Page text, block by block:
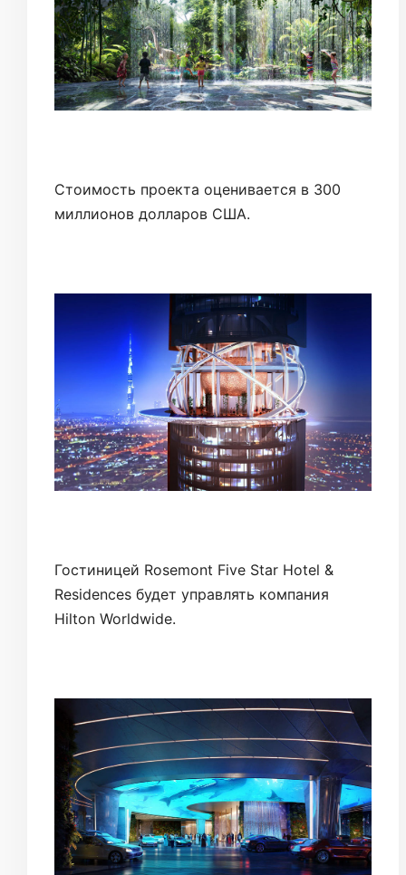
Стоимость проекта оценивается в 300
миллионов долларов США.
Гостиницей Rosemont Five Star Hotel &
Residences будет управлять компания
Hilton Worldwide.